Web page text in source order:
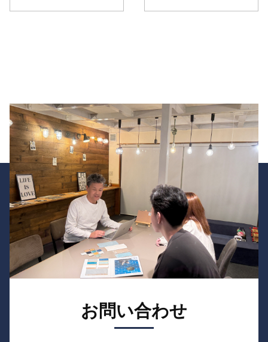
お問い合わせ